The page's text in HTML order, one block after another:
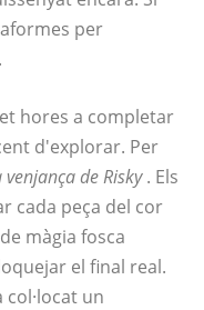
per
hores a completar
d'explorar. Per
venjança de Risky. Els
cada peça del cor
màgia fosca
el final real.
un